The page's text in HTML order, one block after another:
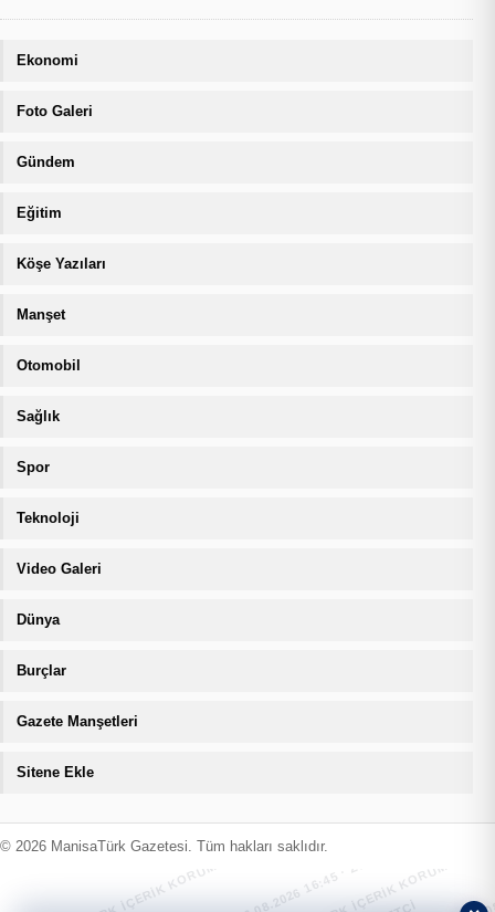
Ekonomi
Foto Galeri
Gündem
Eğitim
Köşe Yazıları
Manşet
Otomobil
Sağlık
Spor
Teknoloji
Video Galeri
Dünya
Burçlar
Gazete Manşetleri
Sitene Ekle
© 2026 ManisaTürk Gazetesi. Tüm hakları saklıdır.
MANİSATÜRK İÇERİK KORUMA · 06.08.2026 16:45 · ZIYARETÇI
MANİSATÜRK İÇERİK KORUMA